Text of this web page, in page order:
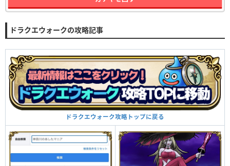
ドラクエウォークの攻略記事
ドラクエウォーク攻略トップに戻る